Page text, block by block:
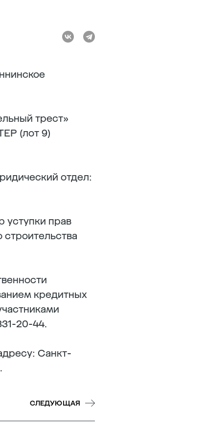
трест»
(лот 9)
отдел:
уступки прав
кредитных
20-44.
Санкт-
СЛЕДУЮЩАЯ